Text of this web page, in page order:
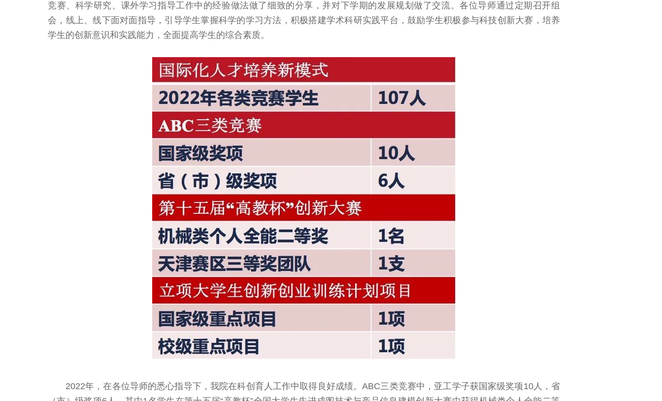
竞赛、科学研究、课外学习指导工作中的经验做法做了细致的分享，并对下学期的发展规划做了交流。各位导师通过定期召开组
会，线上、线下面对面指导，引导学生掌握科学的学习方法，积极搭建学术科研实践平台，鼓励学生积极参与科技创新大赛，培养
学生的创新意识和实践能力，全面提高学生的综合素质。
2022年，在各位导师的悉心指导下，我院在科创育人工作中取得良好成绩。ABC三类竞赛中，亚工学子获国家级奖项10人，省